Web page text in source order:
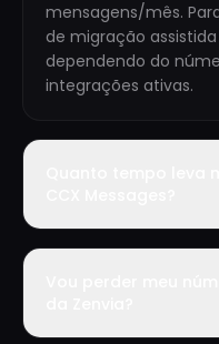
mensagens/mês.
de migração assistida
dependendo do
integrações ativas.